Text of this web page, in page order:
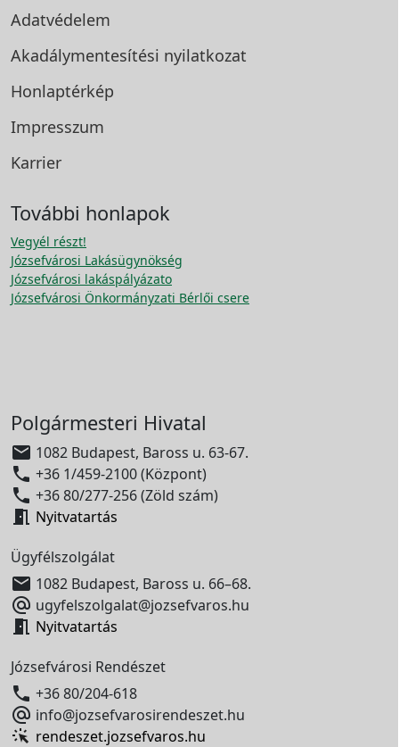
Adatvédelem
Akadálymentesítési nyilatkozat
Honlaptérkép
Impresszum
Karrier
További honlapok
Vegyél részt!
Józsefvárosi Lakásügynökség
Józsefvárosi lakáspályázato
Józsefvárosi Önkormányzati Bérlői csere
Polgármesteri Hivatal
 1082 Budapest, Baross u. 63-67.
 +36 1/459-2100 (Központ)
 +36 80/277-256 (Zöld szám)
 Nyitvatartás
Ügyfélszolgálat
 1082 Budapest, Baross u. 66–68.
 ugyfelszolgalat@jozsefvaros.hu
 Nyitvatartás
Józsefvárosi Rendészet
 +36 80/204-618
 info@jozsefvarosirendeszet.hu
rendeszet.jozsefvaros.hu